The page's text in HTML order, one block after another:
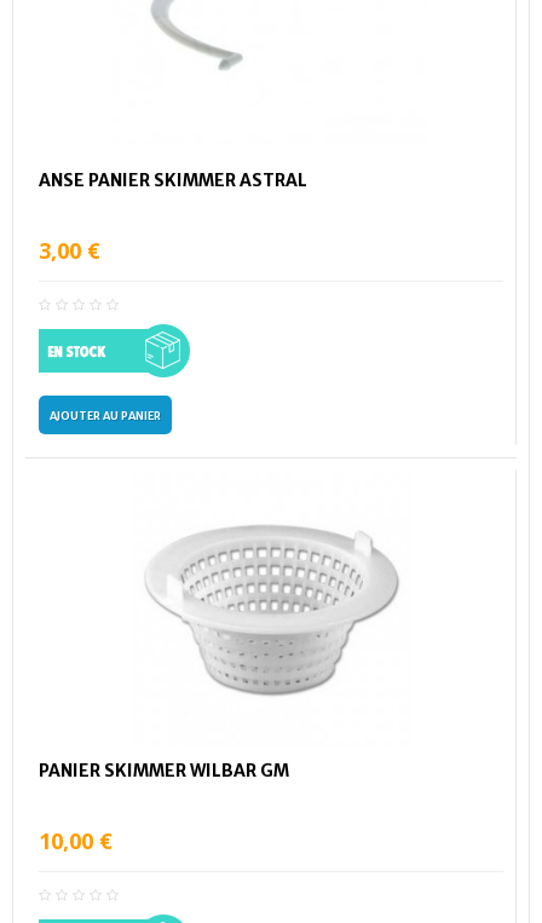
ANSE PANIER SKIMMER ASTRAL
3,00 €
AJOUTER AU PANIER
PANIER SKIMMER WILBAR GM
10,00 €